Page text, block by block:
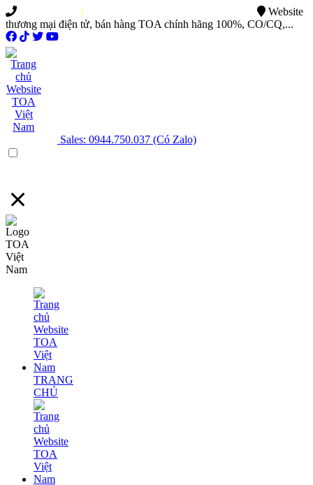
|
Website
thương mại điện tử, bán hàng TOA chính hãng 100%, CO/CQ,...
Sales: 0944.750.037 (Có Zalo)
TRANG
CHỦ